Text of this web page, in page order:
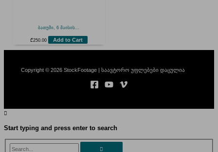
ბათუმი, 6 მაისის...
₾250.00 Add to Cart
Copyright © 2026 StockFootage | საავტორო უფლებები დაცულია
Start typing and press enter to search
Search...